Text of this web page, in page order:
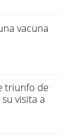
vacuna
triunfo de
visita a